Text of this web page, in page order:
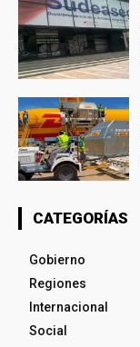
CATEGORÍAS
Gobierno
Regiones
Internacional
Social